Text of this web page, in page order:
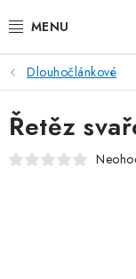
na
ŘETĚZY
LANA Z OCELI A
PŘÍSLUŠENSTVÍ K
Dlouhočlánkové
Řetěz